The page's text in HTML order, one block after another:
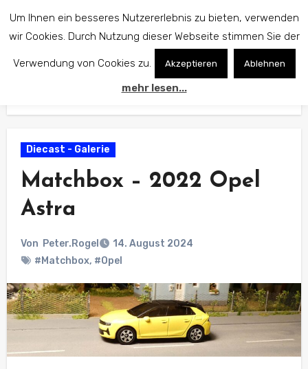
Diecast - Galerie
Matchbox – 2022 Opel
Astra
Von Peter.Rogel
14. August 2024
#Matchbox, #Opel
Um Ihnen ein besseres Nutzererlebnis zu bieten, verwenden
wir Cookies. Durch Nutzung dieser Webseite stimmen Sie der
Verwendung von Cookies zu. Akzeptieren Ablehnen
mehr lesen...